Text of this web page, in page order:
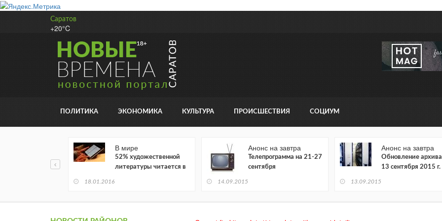
Саратов
+20°C
ПОЛИТИКА ЭКОНОМИКА КУЛЬТУРА ПРОИСШЕСТВИЯ СОЦИУМ
В мире
52% художественной
литературы читается в
18.01.2016
Анонс на завтра
Телепрограмма на 21-27
сентября
14.09.2015
Анонс на завтра
Обновление архива
13 сентября 2015 г.
13.09.2015